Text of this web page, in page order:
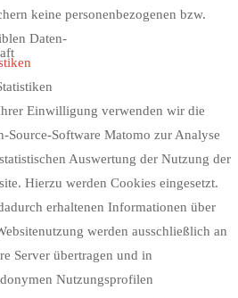
keine personenbezogenen bzw.
Daten-
Einwilligung verwenden wir die
Source-Software Matomo zur Analyse
Auswertung der Nutzung der
Hierzu werden Cookies eingesetzt.
erhaltenen Informationen über
werden ausschließlich an
Server übertragen und in
Nutzungsprofilen